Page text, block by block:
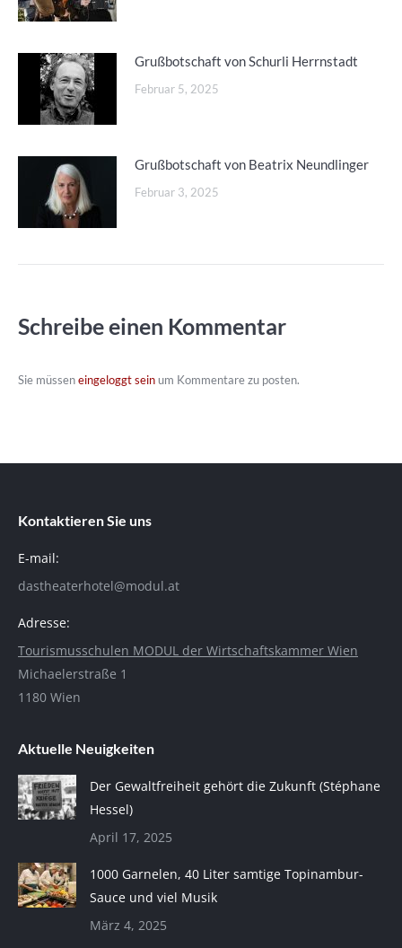
Grußbotschaft von Schurli Herrnstadt
Februar 5, 2025
Grußbotschaft von Beatrix Neundlinger
Februar 3, 2025
Schreibe einen Kommentar
Sie müsseneingeloggt seinum Kommentare zu posten.
Kontaktieren Sie uns
E-mail:
dastheaterhotel@modul.at
Adresse:
Tourismusschulen MODUL der Wirtschaftskammer Wien
Michaelerstraße 1
1180 Wien
Aktuelle Neuigkeiten
Der Gewaltfreiheit gehört die Zukunft (Stéphane
Hessel)
April 17, 2025
1000 Garnelen, 40 Liter samtige Topinambur-
Sauce und viel Musik
März 4, 2025